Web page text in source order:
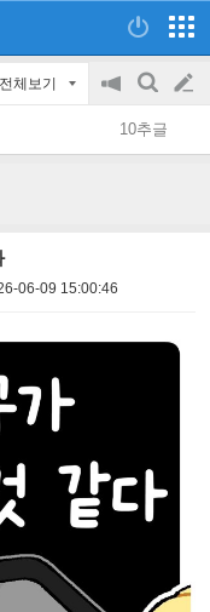
전체보기
공
지
on/off
검
색
글
쓰
10추글
06-09 15:00:46